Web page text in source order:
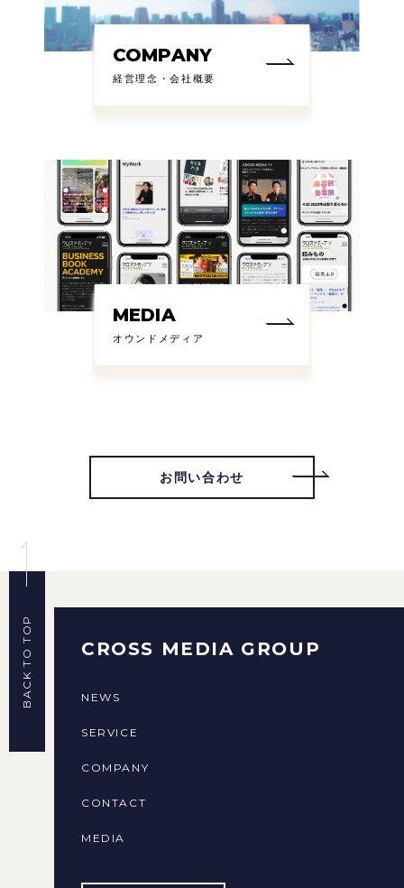
COMPANY
経営理念・会社概要
MEDIA
オウンドメディア
お問い合わせ
BACK TO TOP CROSS MEDIA GROUP
NEWS
SERVICE
COMPANY
CONTACT
MEDIA